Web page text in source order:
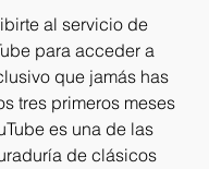
al servicio de
para acceder a
que jamás has
tres primeros meses
es una de las
de clásicos